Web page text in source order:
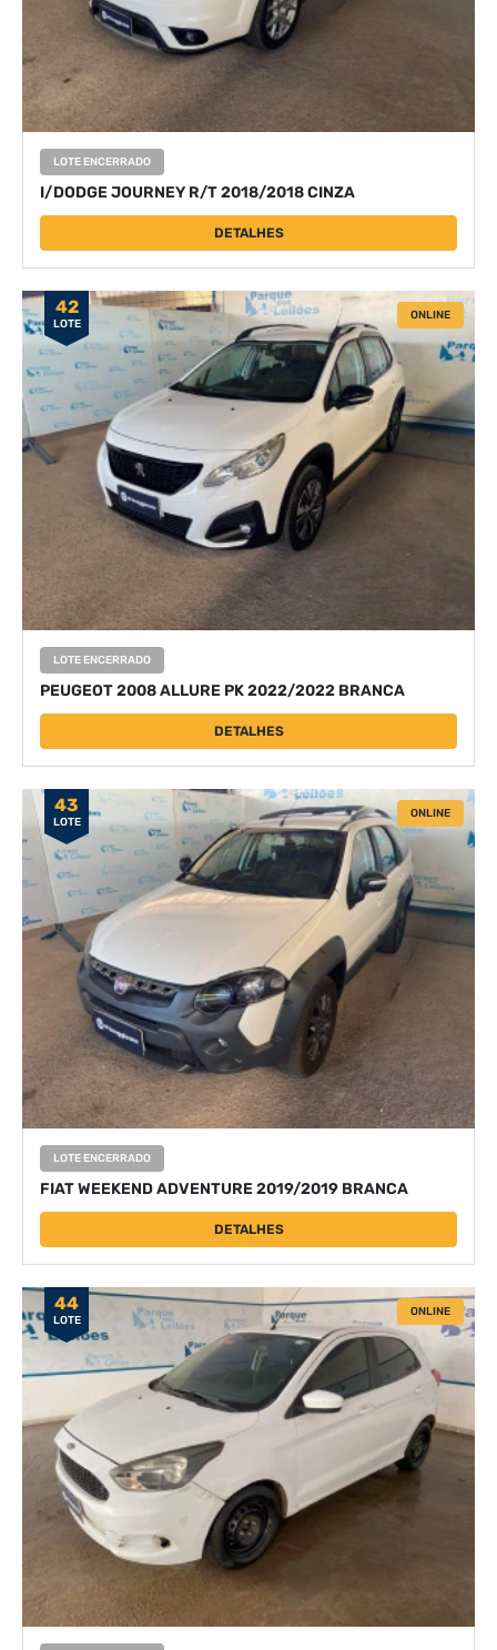
LOTE ENCERRADO
I/DODGE JOURNEY R/T 2018/2018 CINZA
DETALHES
42
LOTE
ONLINE
LOTE ENCERRADO
PEUGEOT 2008 ALLURE PK 2022/2022 BRANCA
DETALHES
43
LOTE
ONLINE
LOTE ENCERRADO
FIAT WEEKEND ADVENTURE 2019/2019 BRANCA
DETALHES
44
LOTE
ONLINE